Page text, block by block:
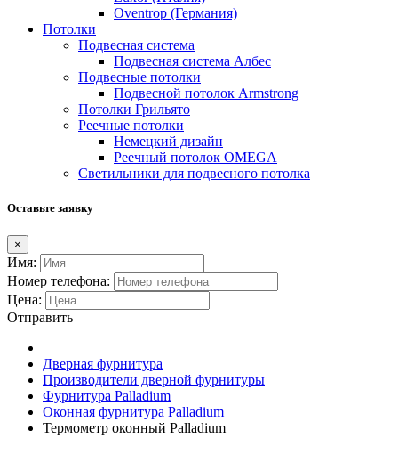
Oventrop (Германия)
Потолки
Подвесная система
Подвесная система Албес
Подвесные потолки
Подвесной потолок Armstrong
Потолки Грильято
Реечные потолки
Немецкий дизайн
Реечный потолок OMEGA
Светильники для подвесного потолка
Оставьте заявку
×
Имя:
Номер телефона:
Цена:
Отправить
Дверная фурнитура
Производители дверной фурнитуры
Фурнитура Palladium
Оконная фурнитура Palladium
Термометр оконный Palladium